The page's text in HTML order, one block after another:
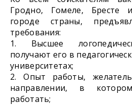
Гродно, Гомеле, Бресте
городе страны,
требования:
Высшее
получают его в
университетах;
Опыт работы,
направлении, в
работать;